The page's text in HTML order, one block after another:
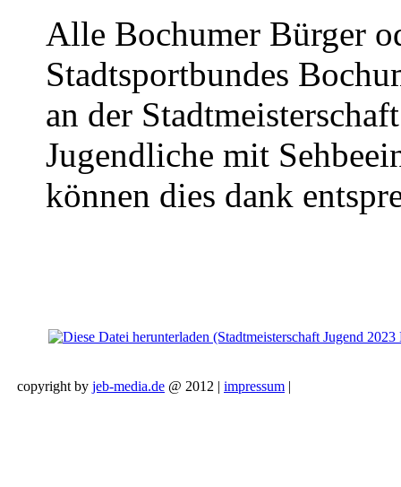
Alle Bochumer Bürger
Stadtsportbundes
an der
Jugendliche mit
können dies dank
copyright by jeb-media.de @ 2012 | impressum |